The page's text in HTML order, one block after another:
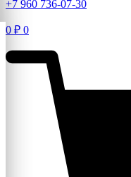
+7 960 736-07-30
0 ₽ 0